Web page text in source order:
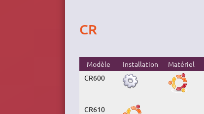
CR
Modèle Installation Matériel
CR600
CR610